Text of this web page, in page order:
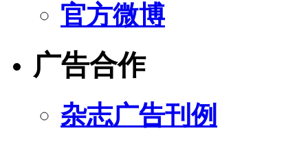
官方微博
广告合作
杂志广告刊例